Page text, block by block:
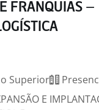
FRANQUIAS –
Superior
E